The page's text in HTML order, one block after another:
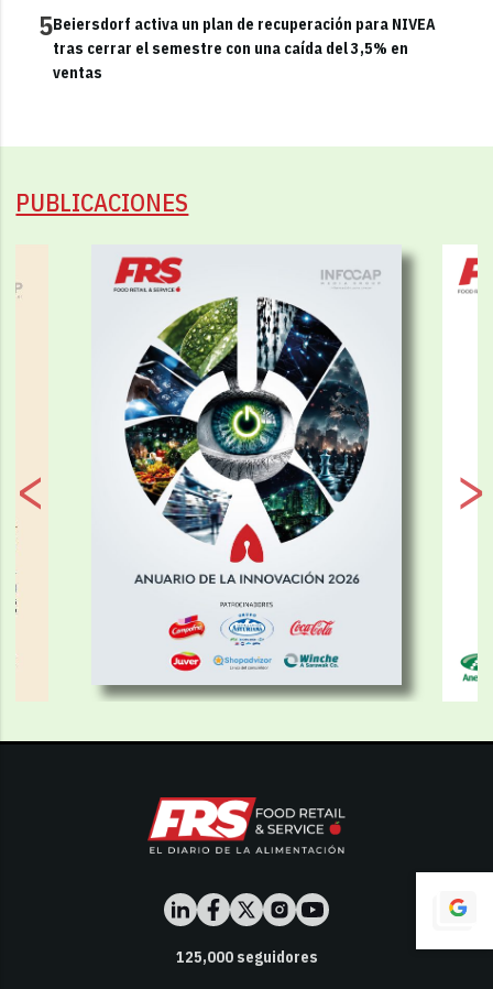
5Beiersdorf activa un plan de recuperación para NIVEA
tras cerrar el semestre con una caída del 3,5% en
ventas
PUBLICACIONES
125,000seguidores